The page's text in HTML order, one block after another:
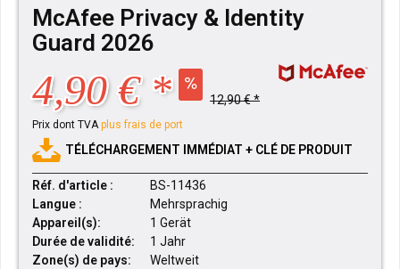
McAfee Privacy & Identity
Guard 2026
4,90 € * 12,90 € *
Prix dont TVAplus frais de port
TÉLÉCHARGEMENT IMMÉDIAT + CLÉ DE PRODUIT
Réf. d'article :
BS-11436
Langue :
Mehrsprachig
Appareil(s):
1 Gerät
Durée de validité:
1 Jahr
Zone(s) de pays:
Weltweit